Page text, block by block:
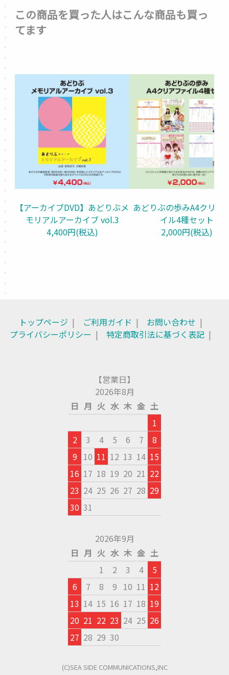
この商品を買った人はこんな商品も買っ
てます
【アーカイブDVD】あどりぶメ
モリアルアーカイブ vol.3
4,400円(税込)
あどりぶの歩みA4クリア
イル4種セット
2,000円(税込)
トップページ ご利用ガイド
お問い合わせ
プライバシーポリシー
特定商取引法に基づく表記
【営業日】
2026年8月
日 月 火 水 木 金 土
1
2
3 4 5 6 7
8
9 10 11 12 13 14 15
16 17 18 19 20 21 22
23 24 25 26 27 28 29
30 31
2026年9月
日 月 火 水 木 金 土
1
2 3 4
5
6
7 8 9 10 11 12
13 14 15 16 17 18 19
20 21 22 23 24 25 26
27 28 29 30
(C)SEA SIDE COMMUNICATIONS,INC